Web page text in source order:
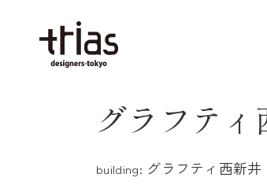
グラフティ
building: グラフティ西新